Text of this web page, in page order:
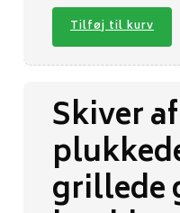
Tilføj til kurv
Skiver
grillede